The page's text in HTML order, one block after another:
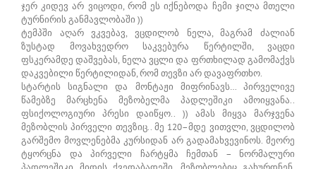
ჯერ კიდევ არ ვიცოდი, რომ ეს იქნებოდა ჩემი ჯილა მთელი
ტურნირის განმავლობაში ))
ტემპში აღარ ვკვებავ, ვცდილობ ნელა, მაგრამ ძალიან
ზუსტად მოვახვედრო საკვებურა წერტილში, ვაცდი
ფსკერამდე დაშვებას, ნელა ვცლი და ფრთხილად გამომაქვს
დაკვებილი წერტილიდან, რომ თევზი არ დავაფრთხო.
სტარტის სიგნალი და მონტაჟი მიფრინავს… პირველივე
წამებზე მარცხენა მეზობელმა პადლეშიკი ამოიყვანა..
ფსიქოლოგიური პრესი დაიწყო.. )) ამას მიყვა მარჯვენა
მეზობლის პირველი თევზიც.. მე 120–მდე ვითვლი, ვცდილობ
გარშემო მოვლენებმა კურსიდან არ გადამახვევინოს. მეორე
ტყორცნა და პირველი ჩარტყმა ჩემთან – ნორმალური